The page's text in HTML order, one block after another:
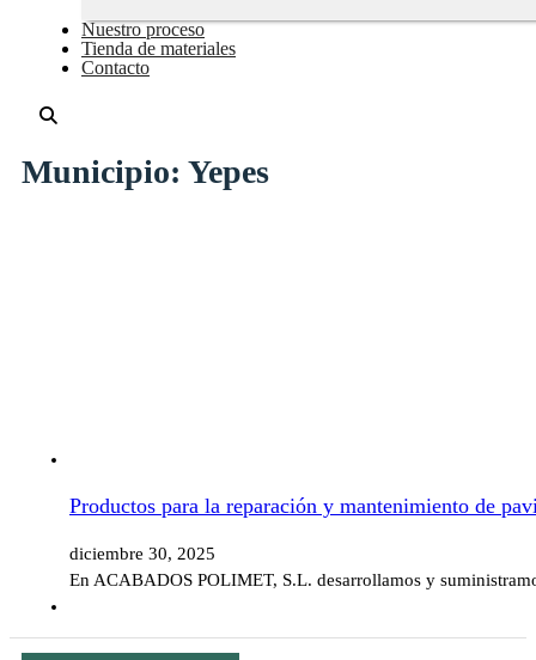
Nuestro proceso
Tienda de materiales
Contacto
Municipio: Yepes
Productos para la reparación y mantenimiento de
diciembre 30, 2025
En ACABADOS POLIMET, S.L. desarrollamos y